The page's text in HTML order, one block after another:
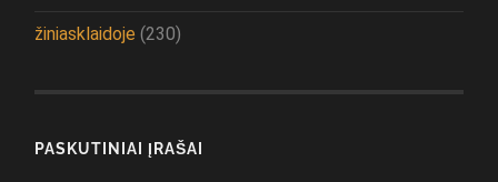
žiniasklaidoje (230)
PASKUTINIAI ĮRAŠAI